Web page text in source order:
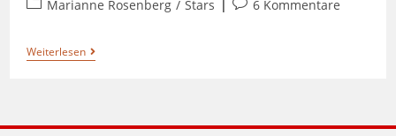
Marianne Rosenberg / Stars 6 Kommentare
Weiterlesen